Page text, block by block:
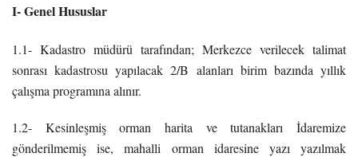
I- Genel Hususlar
1.1- Kadastro müdürü tarafından; Merkezce verilecek talimat
sonrası kadastrosu yapılacak 2/B alanları birim bazında yıllık
çalışma programına alınır.
1.2- Kesinleşmiş orman harita ve tutanakları İdaremize
gönderilmemiş ise, mahalli orman idaresine yazı yazılmak